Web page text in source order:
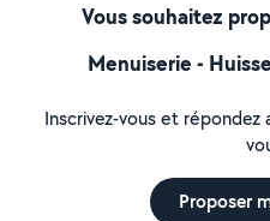
Vous souhaitez
Menuiserie -
Inscrivez-vous et
Proposer